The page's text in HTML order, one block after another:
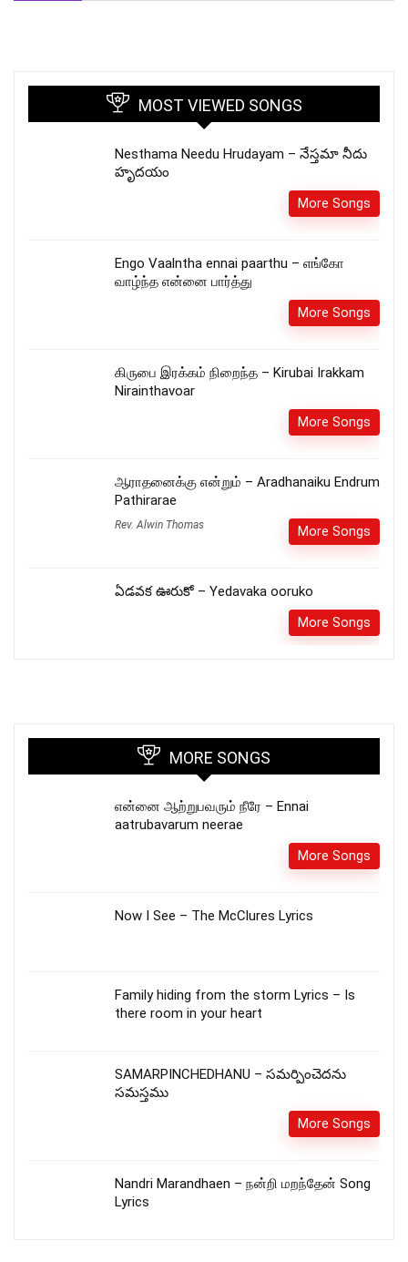
MOST VIEWED SONGS
Nesthama Needu Hrudayam – నేస్తమా నీదు
హృదయం
More Songs
Engo Vaalntha ennai paarthu – எங்கோ
வாழ்ந்த என்னை பார்த்து
More Songs
கிருபை இரக்கம் நிறைந்த – Kirubai Irakkam
Nirainthavoar
More Songs
ஆராதனைக்கு என்றும் – Aradhanaiku Endrum
Pathirarae
Rev. Alwin Thomas More Songs
ఏడవక ఊరుకో – Yedavaka ooruko
More Songs
MORE SONGS
என்னை ஆற்றுபவரும் நீரே – Ennai
aatrubavarum neerae
More Songs
Now I See – The McClures Lyrics
Family hiding from the storm Lyrics – Is
there room in your heart
SAMARPINCHEDHANU – సమర్పించెదను
సమస్తము
More Songs
Nandri Marandhaen – நன்றி மறந்தேன் Song
Lyrics